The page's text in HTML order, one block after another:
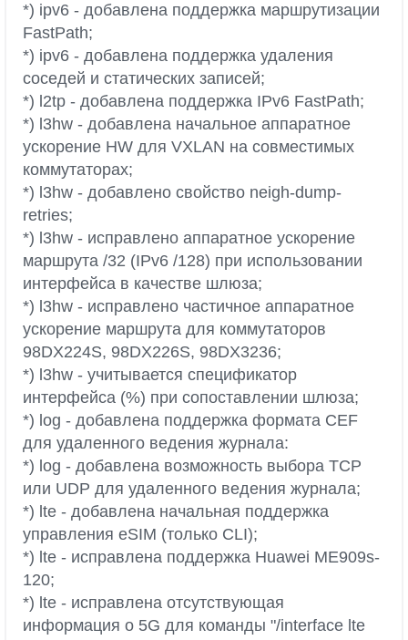
*) ipv6 - добавлена поддержка маршрутизации
FastPath;
*) ipv6 - добавлена поддержка удаления
соседей и статических записей;
*) l2tp - добавлена поддержка IPv6 FastPath;
*) l3hw - добавлена начальное аппаратное
ускорение HW для VXLAN на совместимых
коммутаторах;
*) l3hw - добавлено свойство neigh-dump-
retries;
*) l3hw - исправлено аппаратное ускорение
маршрута /32 (IPv6 /128) при использовании
интерфейса в качестве шлюза;
*) l3hw - исправлено частичное аппаратное
ускорение маршрута для коммутаторов
98DX224S, 98DX226S, 98DX3236;
*) l3hw - учитывается спецификатор
интерфейса (%) при сопоставлении шлюза;
*) log - добавлена поддержка формата CEF
для удаленного ведения журнала:
*) log - добавлена возможность выбора TCP
или UDP для удаленного ведения журнала;
*) lte - добавлена начальная поддержка
управления eSIM (только CLI);
*) lte - исправлена поддержка Huawei ME909s-
120;
*) lte - исправлена отсутствующая
информация о 5G для команды "/interface lte